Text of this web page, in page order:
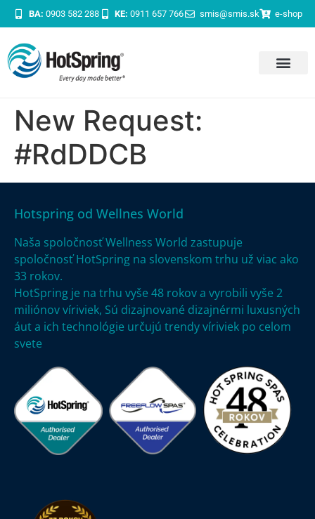
BA: 0903 582 288 KE: 0911 657 766 smis@smis.sk e-shop
New Request:
#RdDDCB
Hotspring od Wellnes World
Naša spoločnosť Wellness World zastupuje
spoločnosť HotSpring na slovenskom trhu už viac ako
33 rokov.
HotSpring je na trhu vyše 48 rokov a vyrobili vyše 2
miliónov víriviek, Sú dizajnované dizajnérmi luxusných
áut a ich technológie určujú trendy víriviek po celom
svete